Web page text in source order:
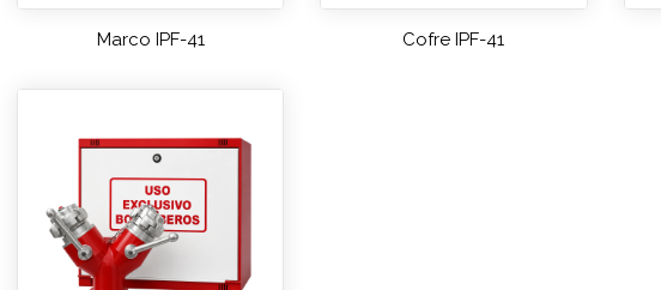
Marco IPF-41 Cofre IPF-41